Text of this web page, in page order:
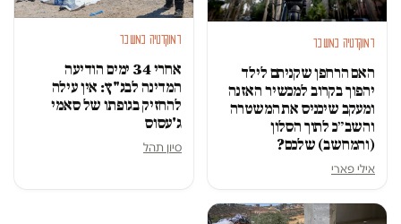
דמוקרטיה במשבר
האם הרחפן שקניתם לילד
יהפוך בקרוב למכשיר האזנה
ומעקב שיכניס את המשטרה
והשב״כ לתוך הסלון
(והמחשב) שלכם?
אילי פארי
דמוקרטיה במשבר
אחרי 34 ימים הודיעה
המדינה לבג"ץ: אין עילה
להחזיק בגופתו של סאמי
ג'עסוס
סיון תהל